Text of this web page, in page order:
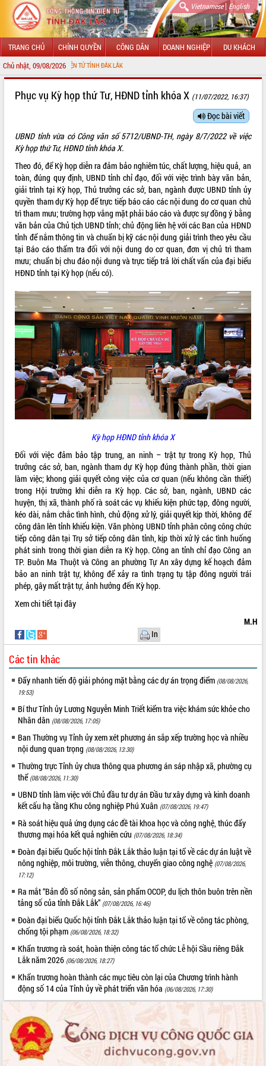
Vietnamese| English
TRANG CHỦ CHÍNH QUYỀN CÔNG DÂN DOANH NGHIỆP DU KHÁCH
Chủ nhật, 09/08/2026
THÔNG TIN ĐIỆN TỬ TỈNH ĐẮK LẮK
TIN TỨC SỰ KIỆN
SỞ, BAN, NGÀNH
UBND CÁC XÃ, PHƯỜNG
THÔNG TIN CHỈ ĐẠO ĐIỀU HÀNH
HỆ THỐNG VĂN BẢN
VĂN BẢN HĐND TỈNH
QUY HOẠCH - KẾ HOẠCH
VIDEO
Khám bệnh, cấp phát thuốc miễn phí
và tặng quà người dân xã Cư Pui
Hội nghị UBND tỉnh Đắk Lắk thường kỳ
tháng 7/2026
Lễ truy tặng danh hiệu “Bà Mẹ Việt
Nam Anh hùng” và trao Huân chương
Lao động
UBND tỉnh Đắk Lắk triển khai nhiệm
vụ 6 tháng cuối năm 2026
tỉnh khóa XI quyết nghị nhiều nội dung
quan trọng
Bí thư Tỉnh ủy Lương Nguyễn Minh
Triết thăm, tặng quà người có công với
cách mạng
Rà soát, hoàn thiện hệ thống thiết chế
văn hóa, thể thao đáp ứng yêu cầu
phát triển mới
Thường trực HĐND tỉnh Đắk Lắk gặp
mặt Đoàn chuyên gia y tế TP. Hồ Chí
Minh
tại Nghĩa trang Liệt sĩ xã Sơn Hòa
Bàn giải pháp tháo gỡ khó khăn trong
xuất khẩu sầu riêng và triển khai quy
định EUDR
Thứ trưởng Bộ Nông nghiệp và Môi
trường Nguyễn Hoàng Hiệp khảo sát
vùng trồng và doanh nghiệp đóng gói
sầu riêng tại Đắk Lắk
Trình diễn nghệ thuật chế biến các
ALBUM ẢNH
LIÊN KẾT WEB
THỐNG KÊ TRUY CẬP
Hôm nay: 13358
Phục vụ Kỳ họp thứ Tư, HĐND tỉnh khóa X (11/07/2022, 16:37)
Đọc bài viết
UBND tỉnh vừa có Công văn số 5712/UBND-TH, ngày 8/7/2022 về việc
Kỳ họp thứ Tư, HĐND tỉnh khóa X.
Theo đó, để Kỳ họp diễn ra đảm bảo nghiêm túc, chất lượng, hiệu quả, an
toàn, đúng quy định, UBND tỉnh chỉ đạo, đối với việc trình bày văn bản,
giải trình tại Kỳ họp, Thủ trưởng các sở, ban, ngành được UBND tỉnh ủy
quyền tham dự Kỳ họp để trực tiếp báo cáo các nội dung do cơ quan chủ
trì tham mưu; trường hợp vắng mặt phải báo cáo và được sự đồng ý bằng
văn bản của Chủ tịch UBND tỉnh; chủ động liên hệ với các Ban của HĐND
tỉnh để nắm thông tin và chuẩn bị kỹ các nội dung giải trình theo yêu cầu
tại Báo cáo thẩm tra đối với nội dung do cơ quan, đơn vị chủ trì tham
mưu; chuẩn bị chu đáo nội dung và trực tiếp trả lời chất vấn của đại biểu
HĐND tỉnh tại Kỳ họp (nếu có).
Kỳ họp HĐND tỉnh khóa X
Đối với việc đảm bảo tập trung, an ninh – trật tự trong Kỳ họp, Thủ
trưởng các sở, ban, ngành tham dự Kỳ họp đúng thành phần, thời gian
làm việc; khong giải quyết công việc của cơ quan (nếu không cần thiết)
trong Hội trường khi diễn ra Kỳ họp. Các sở, ban, ngành, UBND các
huyện, thị xã, thành phố rà soát các vụ khiếu kiện phức tạp, đông người,
kéo dài, nắm chắc tình hình, chủ động xử lý, giải quyết kịp thời, không để
công dân lên tỉnh khiếu kiện. Văn phòng UBND tỉnh phân công công chức
tiếp công dân tại Trụ sở tiếp công dân tỉnh, kịp thời xử lý các tình huống
phát sinh trong thời gian diễn ra Kỳ họp. Công an tỉnh chỉ đạo Công an
TP. Buôn Ma Thuột và Công an phường Tự An xây dựng kế hoạch đảm
bảo an ninh trật tự, không để xảy ra tình trạng tụ tập đông người trái
phép, gây mất trật tự, ảnh hưởng đến Kỳ họp.
Xem chi tiết tại đây
M.H
In
Các tin khác
Đẩy nhanh tiến độ giải phóng mặt bằng các dự án trọng điểm (08/08/2026,
19:53)
Bí thư Tỉnh ủy Lương Nguyễn Minh Triết kiểm tra việc khám sức khỏe cho
Nhân dân (08/08/2026, 17:05)
Ban Thường vụ Tỉnh ủy xem xét phương án sắp xếp trường học và nhiều
nội dung quan trọng (08/08/2026, 13:30)
Thường trực Tỉnh ủy chưa thông qua phương án sáp nhập xã, phường cụ
thể (08/08/2026, 11:30)
UBND tỉnh làm việc với Chủ đầu tư dự án Đầu tư xây dựng và kinh doanh
kết cấu hạ tầng Khu công nghiệp Phú Xuân (07/08/2026, 19:47)
Rà soát hiệu quả ứng dụng các đề tài khoa học và công nghệ, thúc đẩy
thương mại hóa kết quả nghiên cứu (07/08/2026, 18:34)
Đoàn đại biểu Quốc hội tỉnh Đắk Lắk thảo luận tại tổ về các dự án luật về
nông nghiệp, môi trường, viễn thông, chuyển giao công nghệ (07/08/2026,
17:12)
Ra mắt “Bản đồ số nông sản, sản phẩm OCOP, du lịch thôn buôn trên nền
tảng số của tỉnh Đắk Lắk” (07/08/2026, 16:46)
Đoàn đại biểu Quốc hội tỉnh Đắk Lắk thảo luận tại tổ về công tác phòng,
chống tội phạm (06/08/2026, 18:32)
Khẩn trương rà soát, hoàn thiện công tác tổ chức Lễ hội Sầu riêng Đắk
Lắk năm 2026 (06/08/2026, 18:27)
Khẩn trương hoàn thành các mục tiêu còn lại của Chương trình hành
động số 14 của Tỉnh ủy về phát triển văn hóa (06/08/2026, 17:30)